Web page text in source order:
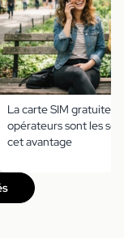
La carte SIM gratuite ?
opérateurs sont les
cet avantage